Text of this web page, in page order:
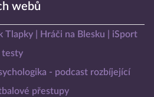
webů
Tlapky Hráči na Blesku
iSport
testy
- podcast rozbíjející
přestupy